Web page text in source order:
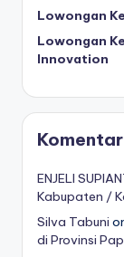
Lowongan
Lowongan
Innovation
ENJELI
Kabupaten /
Silva Tabuni
di Provinsi